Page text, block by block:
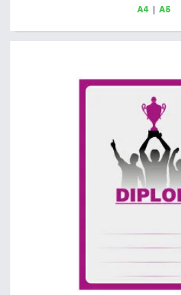
motivem vítězů s pohárem má
A4| A5